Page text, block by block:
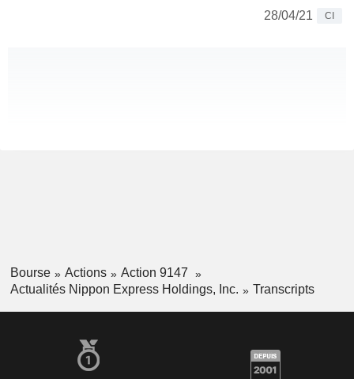
28/04/21
CI
Bourse Actions
Action 9147
Actualités Nippon Express Holdings, Inc.
Transcripts